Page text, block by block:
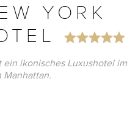
YORK
ein ikonisches Luxushotel im
Manhattan.